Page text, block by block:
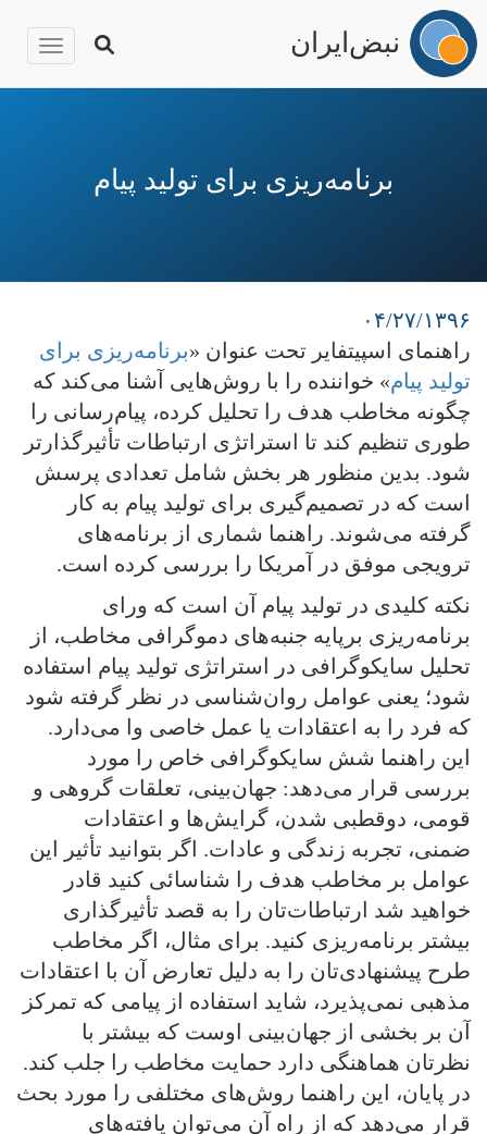
نبض‌ایران
برنامه‌ریزی برای تولید پیام
۰۴/۲۷/۱۳۹۶
راهنمای اسپیتفایر تحت عنوان «برنامه‌ریزی برای
تولید پیام» خواننده را با روش‌هایی آشنا می‌کند که
چگونه مخاطب هدف را تحلیل کرده، پیام‌رسانی را
طوری تنظیم کند تا استراتژی ارتباطات تأثیرگذارتر
شود. بدین منظور هر بخش شامل تعدادی پرسش
است که در تصمیم‌گیری برای تولید پیام به کار
گرفته می‌شوند. راهنما شماری از برنامه‌های
ترویجی موفق در آمریکا را بررسی کرده است.
نکته کلیدی در تولید پیام آن است که ورای
برنامه‌ریزی برپایه جنبه‌های دموگرافی مخاطب، از
تحلیل سایکوگرافی در استراتژی تولید پیام استفاده
شود؛ یعنی عوامل روان‌شناسی در نظر گرفته شود
که فرد را به اعتقادات یا عمل خاصی وا می‌دارد.
این راهنما شش سایکوگرافی خاص را مورد
بررسی قرار می‌دهد: جهان‌بینی، تعلقات گروهی و
قومی، دوقطبی شدن، گرایش‌ها و اعتقادات
ضمنی، تجربه زندگی و عادات. اگر بتوانید تأثیر این
عوامل بر مخاطب هدف را شناسائی کنید قادر
خواهید شد ارتباطات‌تان را به قصد تأثیرگذاری
بیشتر برنامه‌ریزی کنید. برای مثال، اگر مخاطب
طرح پیشنهادی‌تان را به دلیل تعارض آن با اعتقادات
مذهبی نمی‌پذیرد، شاید استفاده از پیامی که تمرکز
آن بر بخشی از جهان‌بینی اوست که بیشتر با
نظرتان هماهنگی دارد حمایت مخاطب را جلب کند.
در پایان، این راهنما روش‌های مختلفی را مورد بحث
قرار می‌دهد که از راه آن می‌توان یافته‌های